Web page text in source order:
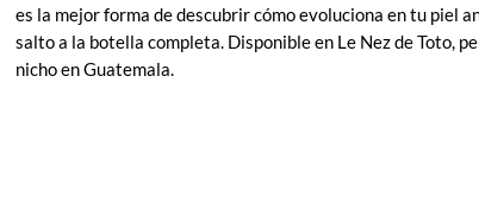
es la mejor forma de descubrir cómo evoluciona en tu piel
salto a la botella completa. Disponible en Le Nez de Toto,
nicho en Guatemala.